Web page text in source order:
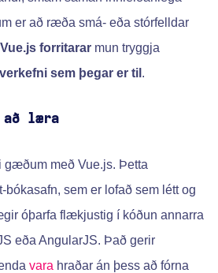
er að ræða smá- eða stórfelldar
Vue.js forritarar mun tryggja
verkefni sem þegar er til .
að læra
gæðum með Vue.js. Þetta
bókasafn, sem er lofað sem létt og
óþarfa flækjustig í kóðun annarra
eða AngularJS. Það gerir
vara hraðar án þess að fórna